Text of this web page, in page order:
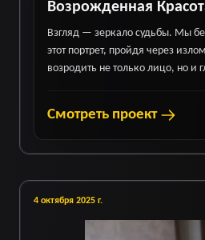
Возрожденная
Взгляд — зеркало судьбы. Мы
этот портрет, пройдя через
возродить не только лицо, но и
Смотреть проект
4 октября 2025 г.